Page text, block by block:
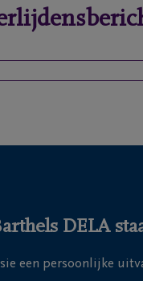
DELA
een persoonlijke